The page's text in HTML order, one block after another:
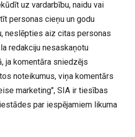
uz vardarbību, naidu vai
personas cieņu un godu
neslēpties aiz citas personas
redakciju nesaskaņotu
ja komentāra sniedzējs
noteikumus, viņa komentārs
marketing", SIA ir tiesības
par iespējamiem likuma